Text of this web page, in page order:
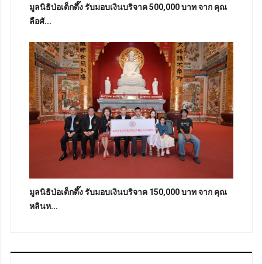
มูลนิธิป่อเต็กตึ๊ง รับมอบเงินบริจาค 500,000 บาท จาก คุณ
ลือศั...
มูลนิธิป่อเต็กตึ๊ง รับมอบเงินบริจาค 150,000 บาท จาก คุณ
หลินห...